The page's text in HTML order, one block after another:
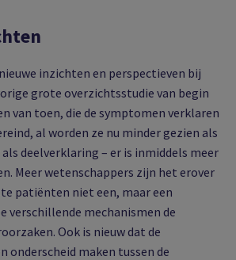
inzichten en perspectieven bij
grote overzichtsstudie van begin
van toen, die de symptomen verklaren
al worden ze nu minder gezien als
deelverklaring – er is inmiddels meer
Meer wetenschappers zijn het erover
patiënten niet een, maar een
verschillende mechanismen de
Ook is nieuw dat de
onderscheid maken tussen de